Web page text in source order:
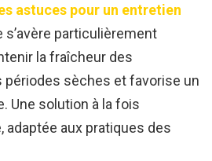
astuces pour un entretien
s’avère particulièrement
la fraîcheur des
périodes sèches et favorise un
Une solution à la fois
adaptée aux pratiques des